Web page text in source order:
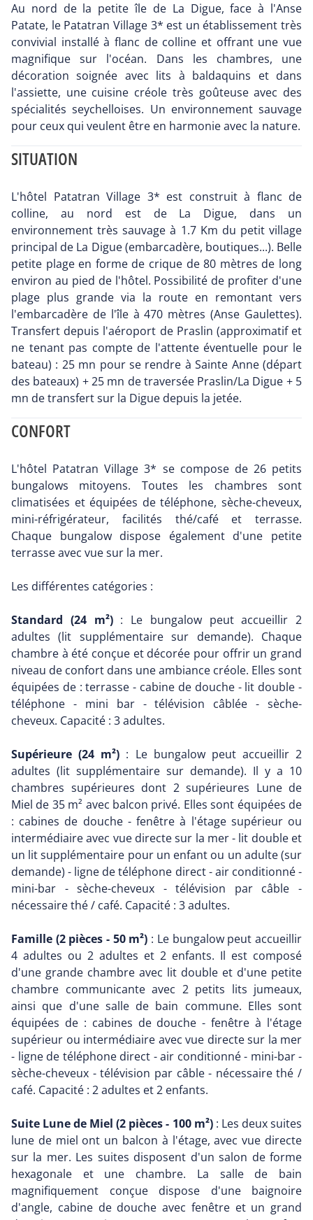
Au nord de la petite île de La Digue, face à l'Anse
Patate, le Patatran Village 3* est un établissement très
convivial installé à flanc de colline et offrant une vue
magnifique sur l'océan. Dans les chambres, une
décoration soignée avec lits à baldaquins et dans
l'assiette, une cuisine créole très goûteuse avec des
spécialités seychelloises. Un environnement sauvage
pour ceux qui veulent être en harmonie avec la nature.
SITUATION
L'hôtel Patatran Village 3* est construit à flanc de
colline, au nord est de La Digue, dans un
environnement très sauvage à 1.7 Km du petit village
principal de La Digue (embarcadère, boutiques...). Belle
petite plage en forme de crique de 80 mètres de long
environ au pied de l'hôtel. Possibilité de profiter d'une
plage plus grande via la route en remontant vers
l'embarcadère de l'île à 470 mètres (Anse Gaulettes).
Transfert depuis l'aéroport de Praslin (approximatif et
ne tenant pas compte de l'attente éventuelle pour le
bateau) : 25 mn pour se rendre à Sainte Anne (départ
des bateaux) + 25 mn de traversée Praslin/La Digue + 5
mn de transfert sur la Digue depuis la jetée.
CONFORT
L'hôtel Patatran Village 3* se compose de 26 petits
bungalows mitoyens. Toutes les chambres sont
climatisées et équipées de téléphone, sèche-cheveux,
mini-réfrigérateur, facilités thé/café et terrasse.
Chaque bungalow dispose également d'une petite
terrasse avec vue sur la mer.
Les différentes catégories :
Standard (24 m²): Le bungalow peut accueillir 2
adultes (lit supplémentaire sur demande). Chaque
chambre à été conçue et décorée pour offrir un grand
niveau de confort dans une ambiance créole. Elles sont
équipées de : terrasse - cabine de douche - lit double -
téléphone - mini bar - télévision câblée - sèche-
cheveux. Capacité : 3 adultes.
Supérieure (24 m²) : Le bungalow peut accueillir 2
adultes (lit supplémentaire sur demande). Il y a 10
chambres supérieures dont 2 supérieures Lune de
Miel de 35 m² avec balcon privé. Elles sont équipées de
: cabines de douche - fenêtre à l'étage supérieur ou
intermédiaire avec vue directe sur la mer - lit double et
un lit supplémentaire pour un enfant ou un adulte (sur
demande) - ligne de téléphone direct - air conditionné -
mini-bar - sèche-cheveux - télévision par câble -
nécessaire thé / café. Capacité : 3 adultes.
Famille (2 pièces - 50 m²) : Le bungalow peut accueillir
4 adultes ou 2 adultes et 2 enfants. Il est composé
d'une grande chambre avec lit double et d'une petite
chambre communicante avec 2 petits lits jumeaux,
ainsi que d'une salle de bain commune. Elles sont
équipées de : cabines de douche - fenêtre à l'étage
supérieur ou intermédiaire avec vue directe sur la mer
- ligne de téléphone direct - air conditionné - mini-bar -
sèche-cheveux - télévision par câble - nécessaire thé /
café. Capacité : 2 adultes et 2 enfants.
Suite Lune de Miel (2 pièces - 100 m²): Les deux suites
lune de miel ont un balcon à l'étage, avec vue directe
sur la mer. Les suites disposent d'un salon de forme
hexagonale et une chambre. La salle de bain
magnifiquement conçue dispose d'une baignoire
d'angle, cabine de douche avec fenêtre et un grand